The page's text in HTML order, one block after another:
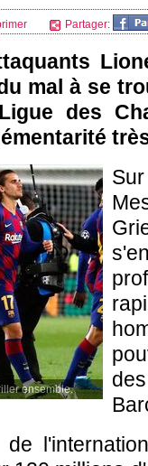
Partager:
mal à se
des
ensemble.